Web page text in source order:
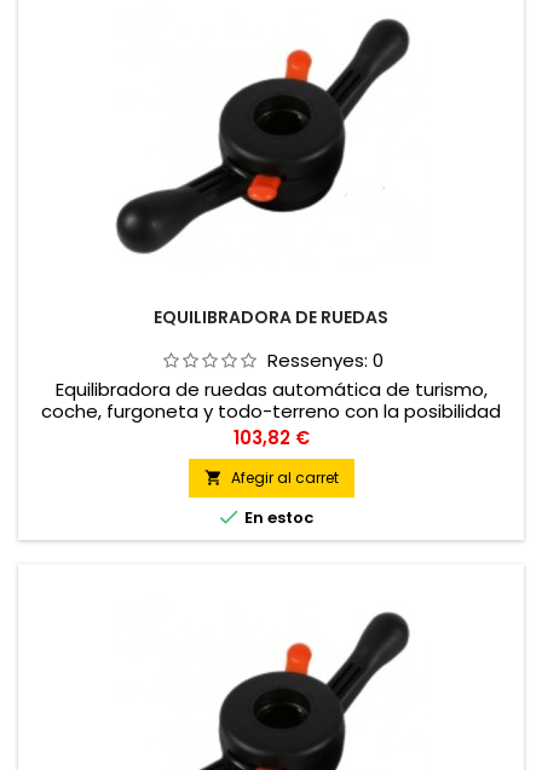
EQUILIBRADORA DE RUEDAS
Ressenyes: 0
Equilibradora de ruedas automática de turismo,
coche, furgoneta y todo-terreno con la posibilidad
de equilibrar ruedas de moto
Preu
103,82 €
 Afegir al carret
 En estoc